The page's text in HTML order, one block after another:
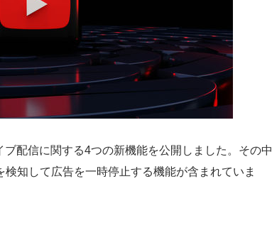
配信に関する4つの新機能を公開しました。その中
知して広告を一時停止する機能が含まれていま